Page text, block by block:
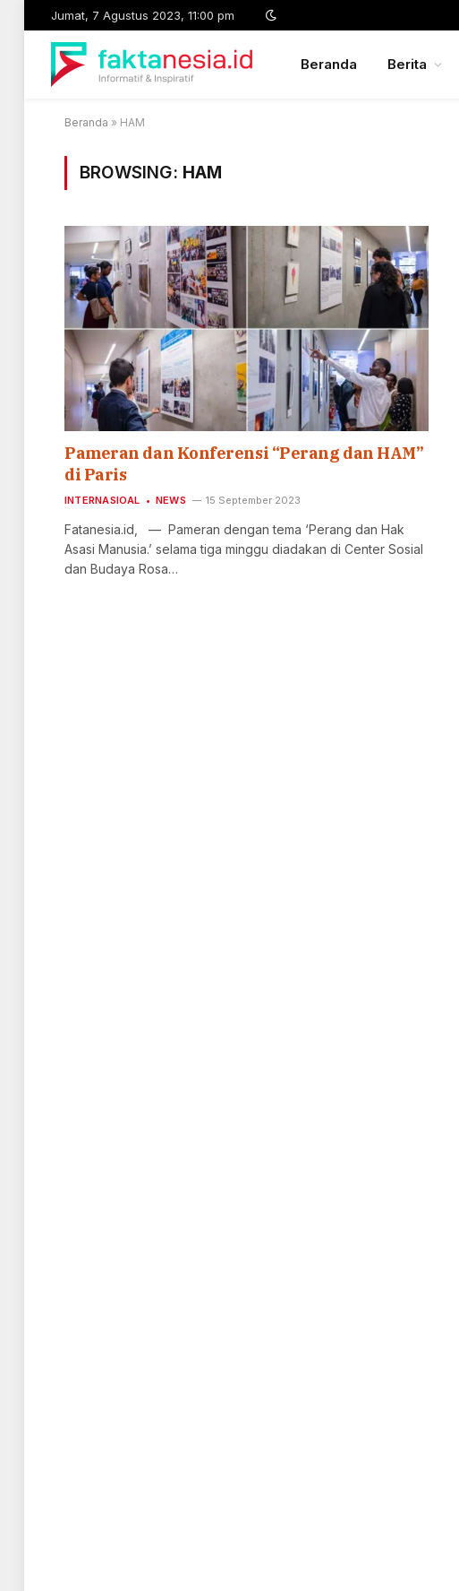
Jumat, 7 Agustus 2023, 11:00 pm
Beranda Berita
Beranda » HAM
BROWSING: HAM
Pameran dan Konferensi “Perang dan HAM”
di Paris
INTERNASIOAL NEWS 15 September 2023
Fatanesia.id, — Pameran dengan tema ‘Perang dan Hak
Asasi Manusia.’ selama tiga minggu diadakan di Center Sosial
dan Budaya Rosa…